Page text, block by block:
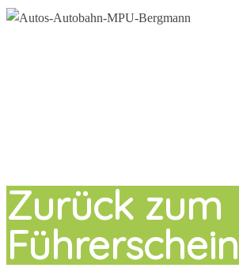
Zurück zum
Führerschein